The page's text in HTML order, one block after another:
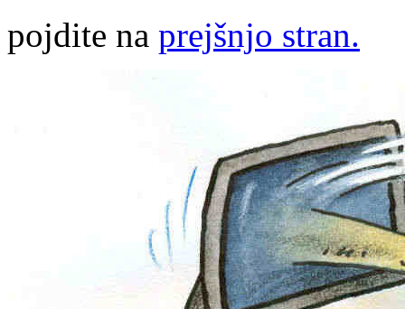
pojdite na prejšnjo stran.